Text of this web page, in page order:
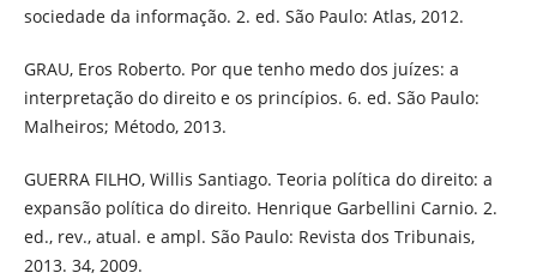
sociedade da informação. 2. ed. São Paulo: Atlas, 2012.
GRAU, Eros Roberto. Por que tenho medo dos juízes: a
interpretação do direito e os princípios. 6. ed. São Paulo:
Malheiros; Método, 2013.
GUERRA FILHO, Willis Santiago. Teoria política do direito: a
expansão política do direito. Henrique Garbellini Carnio. 2.
ed., rev., atual. e ampl. São Paulo: Revista dos Tribunais,
2013. 34, 2009.